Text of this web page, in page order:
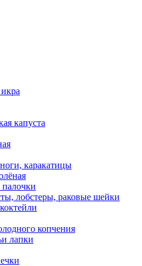
капуста
каракатицы
лобстеры, раковые шейки
копчения
лапки